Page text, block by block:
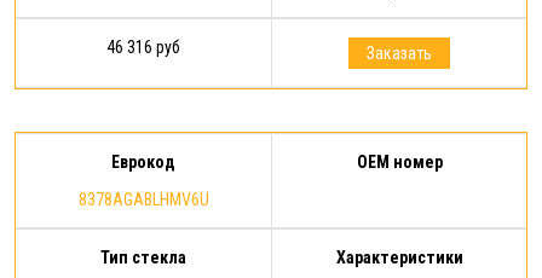
46 316 руб Заказать
Еврокод
8378AGABLHMV6U
OEM номер
Тип стекла
Характеристики